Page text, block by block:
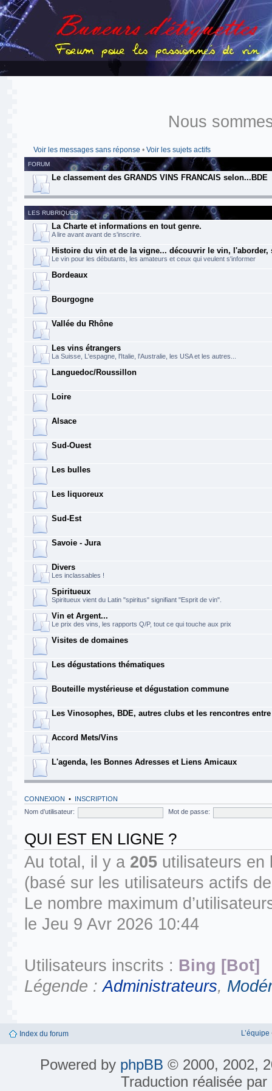
Nous
Voir les messages sans réponse • Voir les sujets actifs
FORUM
Le classement des GRANDS VINS FRANCAIS selon...BDE
LES RUBRIQUES
La Charte et informations en tout genre.
A lire avant avant de s'inscrire.
Histoire du vin et de la vigne... découvrir le vin, l'aborder,
Le vin pour les débutants, les amateurs et ceux qui veulent s'informer
Bordeaux
Bourgogne
Vallée du Rhône
Les vins étrangers
La Suisse, L'espagne, l'Italie, l'Australie, les USA et les autres...
Languedoc/Roussillon
Loire
Alsace
Sud-Ouest
Les bulles
Les liquoreux
Sud-Est
Savoie - Jura
Divers
Les inclassables !
Spiritueux
Spiritueux vient du Latin "spiritus" signifiant "Esprit de vin".
Vin et Argent...
Le prix des vins, les rapports Q/P, tout ce qui touche aux prix
Visites de domaines
Les dégustations thématiques
Bouteille mystérieuse et dégustation commune
Les Vinosophes, BDE, autres clubs et les rencontres
Accord Mets/Vins
L'agenda, les Bonnes Adresses et Liens Amicaux
CONNEXION • INSCRIPTION
Nom d’utilisateur:
Mot de passe:
QUI EST EN LIGNE ?
Au total, il y a 205 utilisateurs en
(basé sur les utilisateurs actifs
Le nombre maximum
le Jeu 9 Avr 2026 10:44
Utilisateurs inscrits : Bing [Bot]
Légende :Administrateurs,
Index du forum L’équipe
Powered by phpBB © 2000, 2002,
Traduction réalisée par